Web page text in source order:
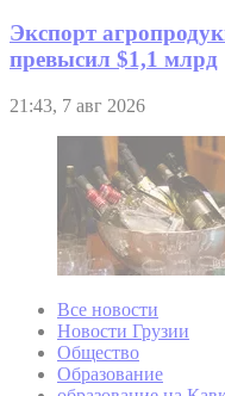
Экспорт
превысил $1,1 млрд
21:43, 7 авг 2026
Все новости
Новости Грузии
Общество
Образование